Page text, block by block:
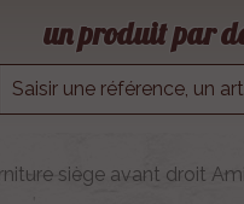
un produit par
siège avant droit